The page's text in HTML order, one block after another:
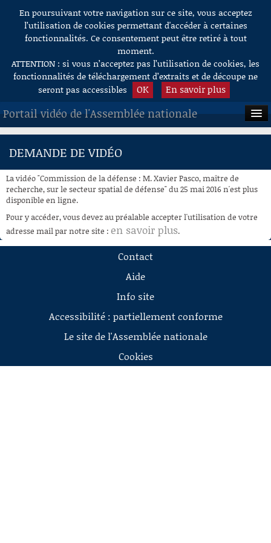
Aller au contenu
En poursuivant votre navigation sur ce site, vous acceptez
l’utilisation de cookies permettant d'accéder à certaines
fonctionnalités. Ce consentement peut être retiré à tout
moment.
ATTENTION : si vous n’acceptez pas l’utilisation de cookies, les
fonctionnalités de téléchargement d’extraits et de découpe ne
seront pas accessibles
OK En savoir plus
Portail vidéo de l'Assemblée nationale
ACCUEIL
À LA DEMANDE
RECHERCHE
AIDE À LA DÉCOUPE
DE VIDÉOS
DEMANDE DE VIDÉO
La vidéo "Commission de la défense : M. Xavier Pasco, maître de
recherche, sur le secteur spatial de défense" du 25 mai 2016 n'est plus
disponible en ligne.
Pour y accéder, vous devez au préalable accepter l'utilisation de votre
adresse mail par notre site : en savoir plus.
Contact
Aide
Info site
Accessibilité : partiellement conforme
Le site de l'Assemblée nationale
Cookies